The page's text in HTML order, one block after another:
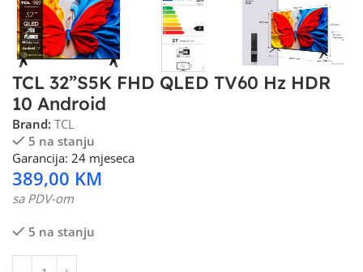
TCL 32”S5K FHD QLED TV60 Hz HDR
10 Android
Brand: TCL
5 na stanju
Garancija: 24 mjeseca
389,00 KM
sa PDV-om
5 na stanju